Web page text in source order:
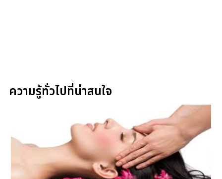
ความรู้ทั่วไปที่น่าสนใจ